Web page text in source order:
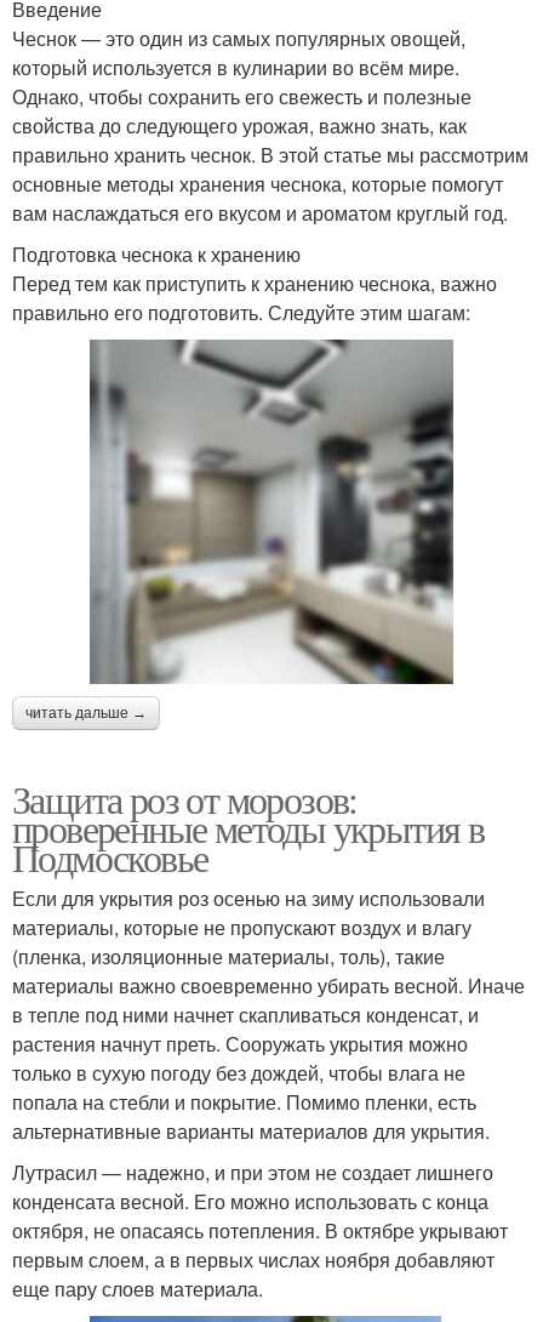
Введение
Чеснок — это один из самых популярных овощей,
который используется в кулинарии во всём мире.
Однако, чтобы сохранить его свежесть и полезные
свойства до следующего урожая, важно знать, как
правильно хранить чеснок. В этой статье мы рассмотрим
основные методы хранения чеснока, которые помогут
вам наслаждаться его вкусом и ароматом круглый год.
Подготовка чеснока к хранению
Перед тем как приступить к хранению чеснока, важно
правильно его подготовить. Следуйте этим шагам:
читать дальше →
Защита роз от морозов:
проверенные методы укрытия в
Подмосковье
Если для укрытия роз осенью на зиму использовали
материалы, которые не пропускают воздух и влагу
(пленка, изоляционные материалы, толь), такие
материалы важно своевременно убирать весной. Иначе
в тепле под ними начнет скапливаться конденсат, и
растения начнут преть. Сооружать укрытия можно
только в сухую погоду без дождей, чтобы влага не
попала на стебли и покрытие. Помимо пленки, есть
альтернативные варианты материалов для укрытия.
Лутрасил — надежно, и при этом не создает лишнего
конденсата весной. Его можно использовать с конца
октября, не опасаясь потепления. В октябре укрывают
первым слоем, а в первых числах ноября добавляют
еще пару слоев материала.